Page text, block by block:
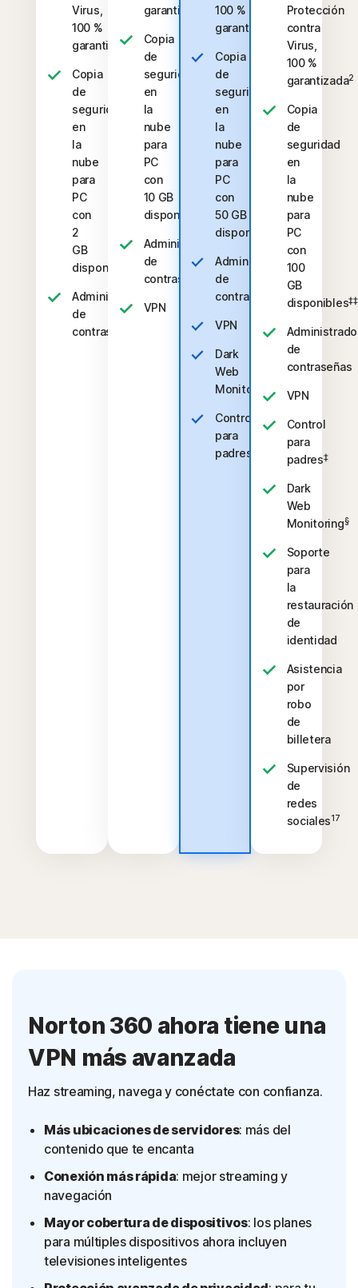
Virus,
100 %
garantizada
Copia
de
seguridad
en
la
nube
para
PC
con
2
GB
disponibles
‡‡,4
Administrador
de
contraseñas
garantizada
Copia
de
seguridad
en
la
nube
para
PC
con
10 GB
disponibles
‡‡,4
Administrador
de
contraseñas
VPN
100 %
garantizada
Copia
de
seguridad
en
la
nube
para
PC
con
50 GB
disponibles
‡‡,4
Administrador
de
contraseñas
VPN
Dark
Web
Monitoring
Control
para
padres
Protección
contra
Virus,
100 %
garantizada2
Copia
de
seguridad
en
la
nube
para
PC
con
100
GB
disponibles
de
contraseñas
VPN
Control
para
padres‡
Dark
Web
Monitoring§
Soporte
para
la
restauración
de
identidad
Asistencia
por
robo
de
billetera
Supervisión
de
redes
sociales17
Norton 360 ahora tiene una
VPN más avanzada
Haz streaming, navega y conéctate con confianza.
Más ubicaciones de servidores: más del
contenido que te encanta
Conexión más rápida: mejor streaming y
navegación
Mayor cobertura de dispositivos: los planes
para múltiples dispositivos ahora incluyen
televisiones inteligentes